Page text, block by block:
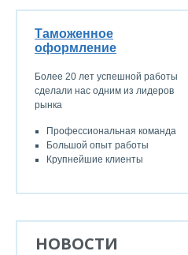
Таможенное
оформление
Более 20 лет успешной работы
сделали нас одним из лидеров
рынка
Профессиональная команда
Большой опыт работы
Крупнейшие клиенты
НОВОСТИ